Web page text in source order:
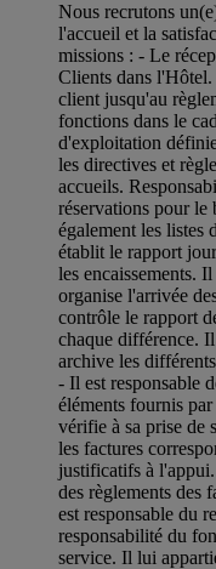
Nous recrutons
l'accueil et la
missions : - Le
Clients dans
client jusqu'au
fonctions dans le
d'exploitation
les directives et
accueils.
réservations pour le
également les listes
établit le rapport
les encaissements.
organise l'arrivée
contrôle le rapport
chaque différence.
archive les
- Il est responsable
éléments fournis
vérifie à sa prise de
les factures
justificatifs à
des règlements des
est responsable du
responsabilité du
service. Il lui